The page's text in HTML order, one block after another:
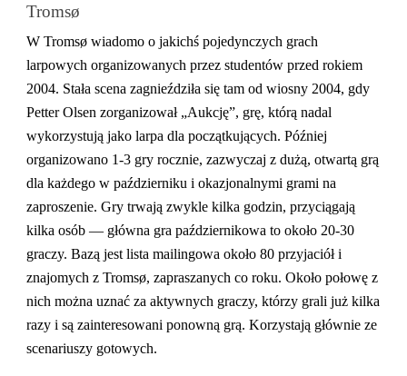
Tromsø
W Tromsø wiadomo o jakichś pojedynczych grach
larpowych organizowanych przez studentów przed rokiem
2004. Stała scena zagnieździła się tam od wiosny 2004, gdy
Petter Olsen zorganizował „Aukcję”, grę, którą nadal
wykorzystują jako larpa dla początkujących. Później
organizowano 1-3 gry rocznie, zazwyczaj z dużą, otwartą grą
dla każdego w październiku i okazjonalnymi grami na
zaproszenie. Gry trwają zwykle kilka godzin, przyciągają
kilka osób — główna gra październikowa to około 20-30
graczy. Bazą jest lista mailingowa około 80 przyjaciół i
znajomych z Tromsø, zapraszanych co roku. Około połowę z
nich można uznać za aktywnych graczy, którzy grali już kilka
razy i są zainteresowani ponowną grą. Korzystają głównie ze
scenariuszy gotowych.